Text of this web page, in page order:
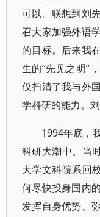
可以。联想到刘
召大家加强外语
的目标。后来我
生的“先见之明”
仅扫清了我与外
学科研的能力。
1994年底，
科研大潮中。当
大学文科院系回
何尽快投身国内
发挥自身优势、